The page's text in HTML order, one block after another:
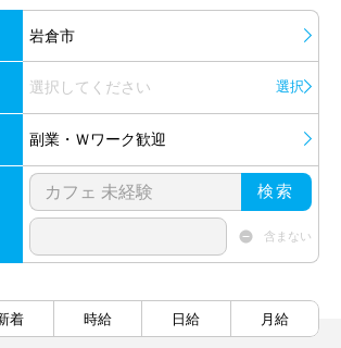
岩倉市
選択してください 選択
副業・Ｗワーク歓迎
検索
含まない
着 時給 日給 月給